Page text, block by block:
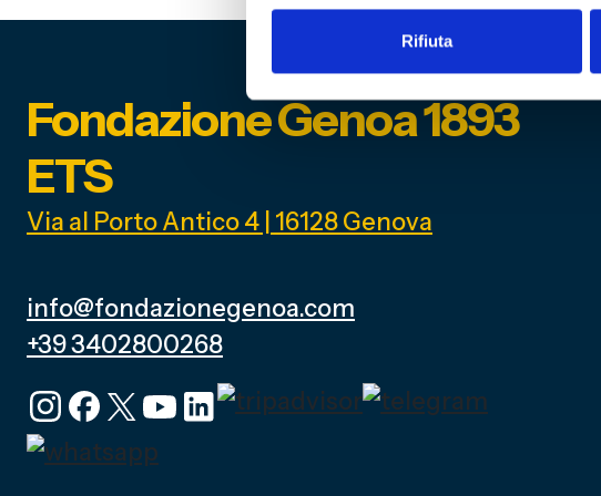
Rifiuta
Fondazione Genoa 1893
ETS
Via al Porto Antico 4 | 16128 Genova
info@fondazionegenoa.com
+39 3402800268